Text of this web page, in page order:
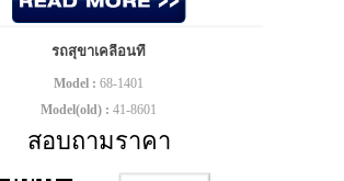
รถสุขาเคลื่อนที่
Model : 68-1401
Model(old) : 41-8601
สอบถามราคา